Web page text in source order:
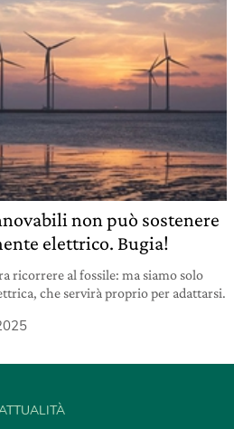
non può sostenere
elettrico. Bugia!
ricorrere al fossile: ma siamo solo
che servirà proprio per adattarsi.